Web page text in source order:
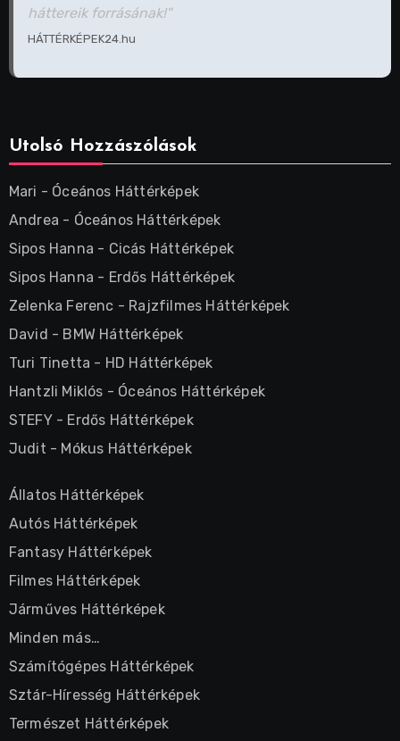
háttereik forrásának!"
HÁTTÉRKÉPEK24.hu
Utolsó Hozzászólások
Mari - Óceános Háttérképek
Andrea - Óceános Háttérképek
Sipos Hanna - Cicás Háttérképek
Sipos Hanna - Erdős Háttérképek
Zelenka Ferenc - Rajzfilmes Háttérképek
David - BMW Háttérképek
Turi Tinetta - HD Háttérképek
Hantzli Miklós - Óceános Háttérképek
STEFY- Erdős Háttérképek
Judit - Mókus Háttérképek
Állatos Háttérképek
Autós Háttérképek
Fantasy Háttérképek
Filmes Háttérképek
Járműves Háttérképek
Minden más…
Számítógépes Háttérképek
Sztár-Híresség Háttérképek
Természet Háttérképek